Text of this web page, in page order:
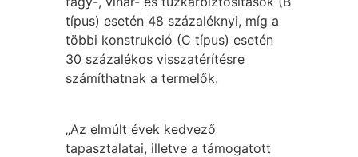
típus) esetén 48 százaléknyi, míg a
többi konstrukció (C típus) esetén
30 százalékos visszatérítésre
számíthatnak a termelők.
„Az elmúlt évek kedvező
tapasztalatai, illetve a támogatott